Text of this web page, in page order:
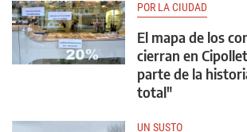
POR LA CIUDAD
El mapa de los
cierran en
parte de la
total"
UN SUSTO